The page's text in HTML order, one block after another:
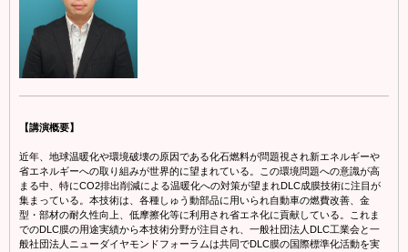
【講演概要】
近年、地球温暖化や環境破壊の原因である化石燃料が問題視され新エネルギーや
省エネルギーへの取り組みが世界的に望まれている。この環境問題への意識が高
まる中、特にCO2排出削減による温暖化への対策が望まれDLC成膜技術に注目が
集まっている。本技術は、各種しゅう動部品に用いられ自動車の燃費改善、金
型・部材の耐久性向上、低摩擦化等に利用され省エネ化に貢献している。これま
でのDLC膜の用途実績から本技術分野が注目され、一般社団法人DLC工業会と一
般社団法人ニューダイヤモンドフォーラムは共同でDLC膜の国際標準化活動を実